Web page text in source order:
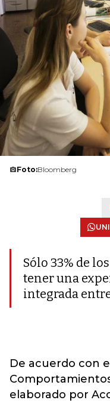
Foto:Bloomberg
Sólo 33% de
tener una
integrada
De acuerdo con
elaborado por